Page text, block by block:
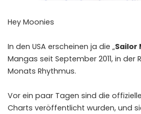
Hey Moonies
In den USA erscheinen ja die „Sailor
Mangas seit September 2011, in der
Monats Rhythmus.
Vor ein paar Tagen sind die
Charts veröffentlicht wurden, und